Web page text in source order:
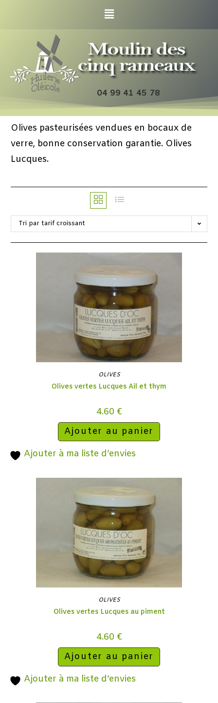
04 99 41 45 78
Olives pasteurisées vendues en bocaux de
verre, bonne conservation garantie. Olives
Lucques.
Tri par tarif croissant
OLIVES
Olives vertes Lucques Ail et thym
4.60 €
Ajouter au panier
Ajouter à ma liste d’envies
OLIVES
Olives vertes Lucques au piment
4.60 €
Ajouter au panier
Ajouter à ma liste d’envies